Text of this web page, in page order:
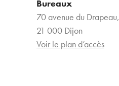
Bureaux
70 avenue du Drapeau,
21 000 Dijon
Voir le plan d’accès